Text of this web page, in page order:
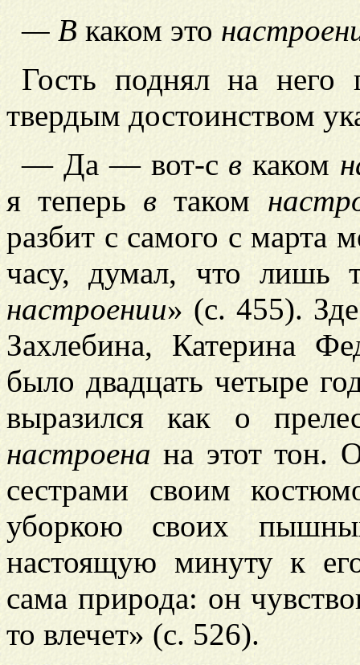
— В каком это
Гость поднял на
твердым достоинством
— Да — вот-с в каком
я теперь в таком
разбит с самого с марта
часу, думал, что лишь
настроении» (с. 455).
Захлебина, Катерина
было двадцать четыре
выразился как о
настроена на этот тон.
сестрами своим
уборкою своих
настоящую минуту к
сама природа: он
то влечет» (с. 526).